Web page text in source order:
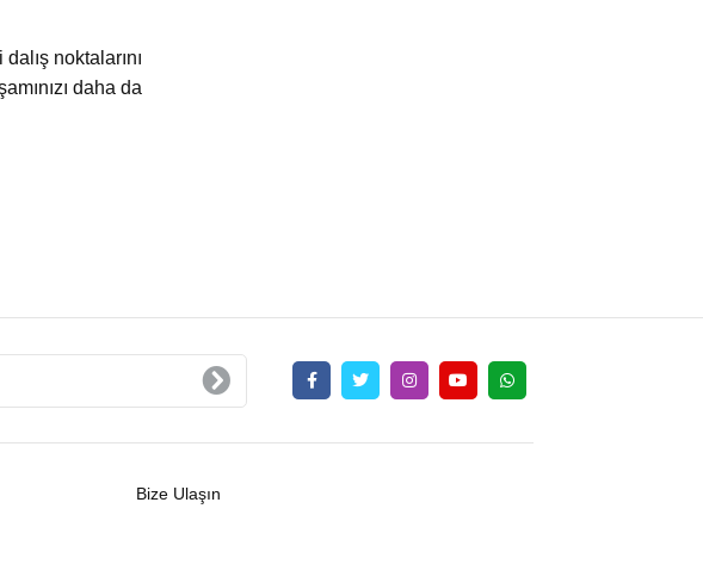
noktalarını
daha da
Bize Ulaşın